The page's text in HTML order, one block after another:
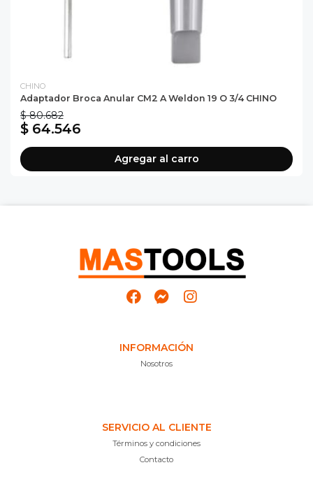
CHINO
Adaptador Broca Anular CM2 A Weldon 19 O 3/4 CHINO
$ 80.682
$ 64.546
Agregar al carro
INFORMACIÓN
Nosotros
SERVICIO AL CLIENTE
Términos y condiciones
Contacto